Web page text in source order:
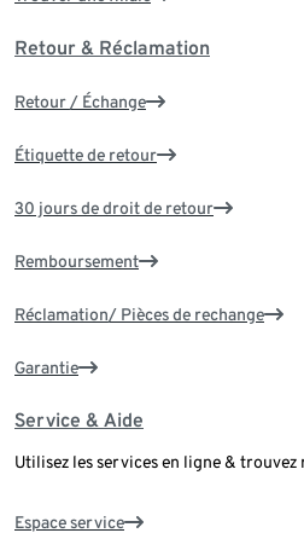
Retour & Réclamation
Retour / Échange
Étiquette de retour
30 jours de droit de retour
Remboursement
Réclamation/ Pièces de rechange
Garantie
Service & Aide
Utilisez les services en ligne &
Espace service